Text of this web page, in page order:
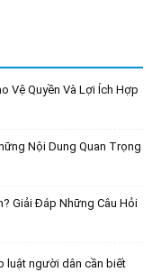
Vệ Quyền Và Lợi Ích Hợp
Nội Dung Quan Trọng
Giải Đáp Những Câu Hỏi
luật người dân cần biết